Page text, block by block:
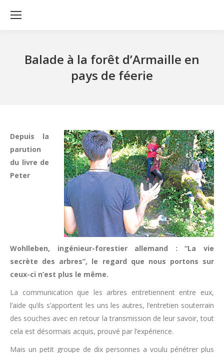
Balade à la forêt d’Armaille en
pays de féerie
Depuis la
parution
du livre de
Peter
Wohlleben, ingénieur-forestier allemand : “La vie
secrète des arbres”, le regard que nous portons sur
ceux-ci n’est plus le même.
La communication que les arbres entretiennent entre eux,
l’aide qu’ils s’apportent les uns les autres, l’entretien souterrain
des souches avec en retour la transmission de leur savoir, tout
cela est désormais acquis, prouvé par l’expérience.
Mais un petit groupe de dix personnes a voulu pénétrer plus